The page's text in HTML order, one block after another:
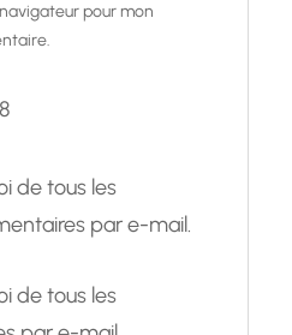
pour mon
de tous les
par e-mail.
de tous les